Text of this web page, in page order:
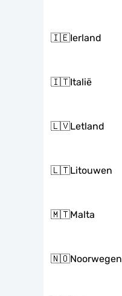
🇮🇪Ierland
🇮🇹Italië
🇱🇻Letland
🇱🇹Litouwen
🇲🇹Malta
🇳🇴Noorwegen